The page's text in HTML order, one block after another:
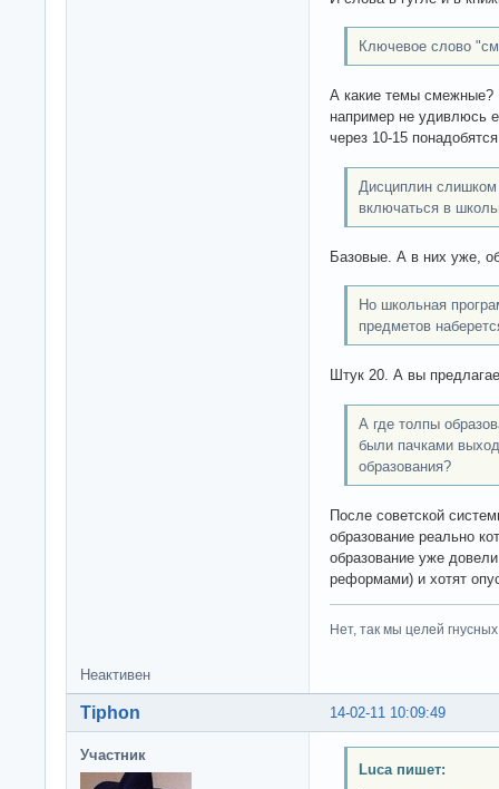
Ключевое слово
А какие темы
например не удивлюсь
через 10-15
Дисциплин
включаться в
Базовые. А в них уже,
Но школьная
предметов
Штук 20. А вы
А где толпы
были пачками
образования?
После советской
образование реально
образование уже
реформами) и хотят
Нет, так мы целей
Неактивен
14-02-11 10:09:49
Tiphon
Участник
Luca пишет: